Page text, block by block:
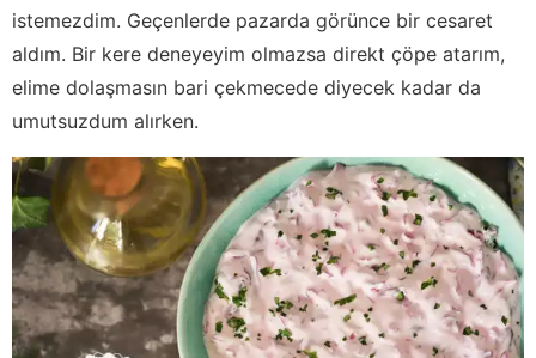
istemezdim. Geçenlerde pazarda görünce bir cesaret
aldım. Bir kere deneyeyim olmazsa direkt çöpe atarım,
elime dolaşmasın bari çekmecede diyecek kadar da
umutsuzdum alırken.